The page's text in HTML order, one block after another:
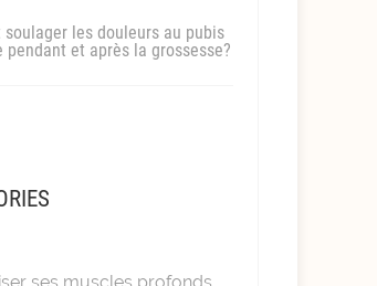
soulager les douleurs au pubis
pendant et après la grossesse?